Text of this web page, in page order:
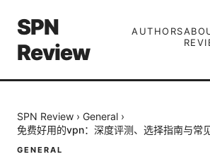
SPN
Review
AUTHORS
SPN Review › General ›
免费好用的vpn：深度评测、选择指南与常
GENERAL